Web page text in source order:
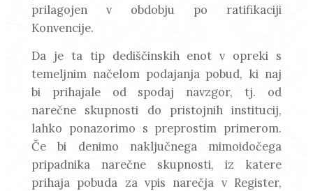
prilagojen v obdobju po ratifikaciji
Konvencije.
Da je ta tip dediščinskih enot v opreki s
temeljnim načelom podajanja pobud, ki naj
bi prihajale od spodaj navzgor, tj. od
narečne skupnosti do pristojnih institucij,
lahko ponazorimo s preprostim primerom.
Če bi denimo naključnega mimoidočega
pripadnika narečne skupnosti, iz katere
prihaja pobuda za vpis narečja v Register,